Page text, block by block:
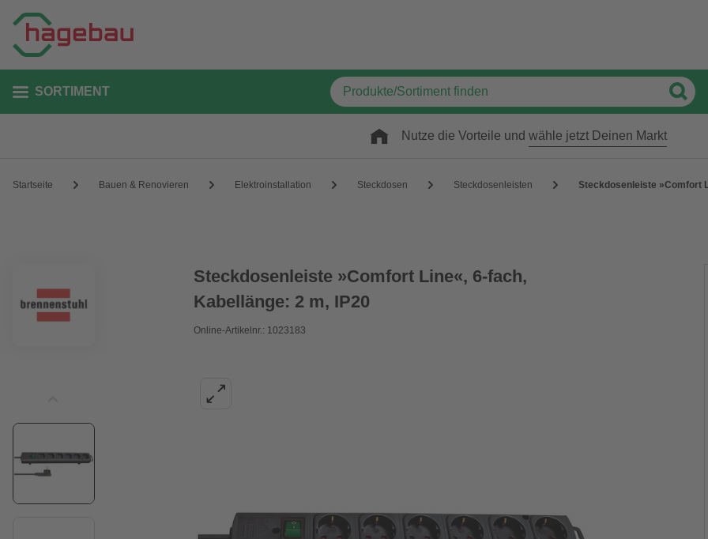
SORTIMENT
Nutze die Vorteile und wähle jetzt Deinen Markt
Startseite Bauen & Renovieren Elektroinstallation Steckdosen Steckdosenleisten Steckdosenleiste »Comfort
Steckdosenleiste »Comfort Line«, 6-fach,
Kabellänge: 2 m, IP20
Online-Artikelnr.: 1023183